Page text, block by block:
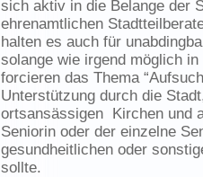
sich aktiv in die Belange der
ehrenamtlichen
halten es auch für
solange wie irgend möglich
forcieren das Thema
Unterstützung durch die
ortsansässigen Kirchen und
Seniorin oder der einzelne
gesundheitlichen oder
sollte.